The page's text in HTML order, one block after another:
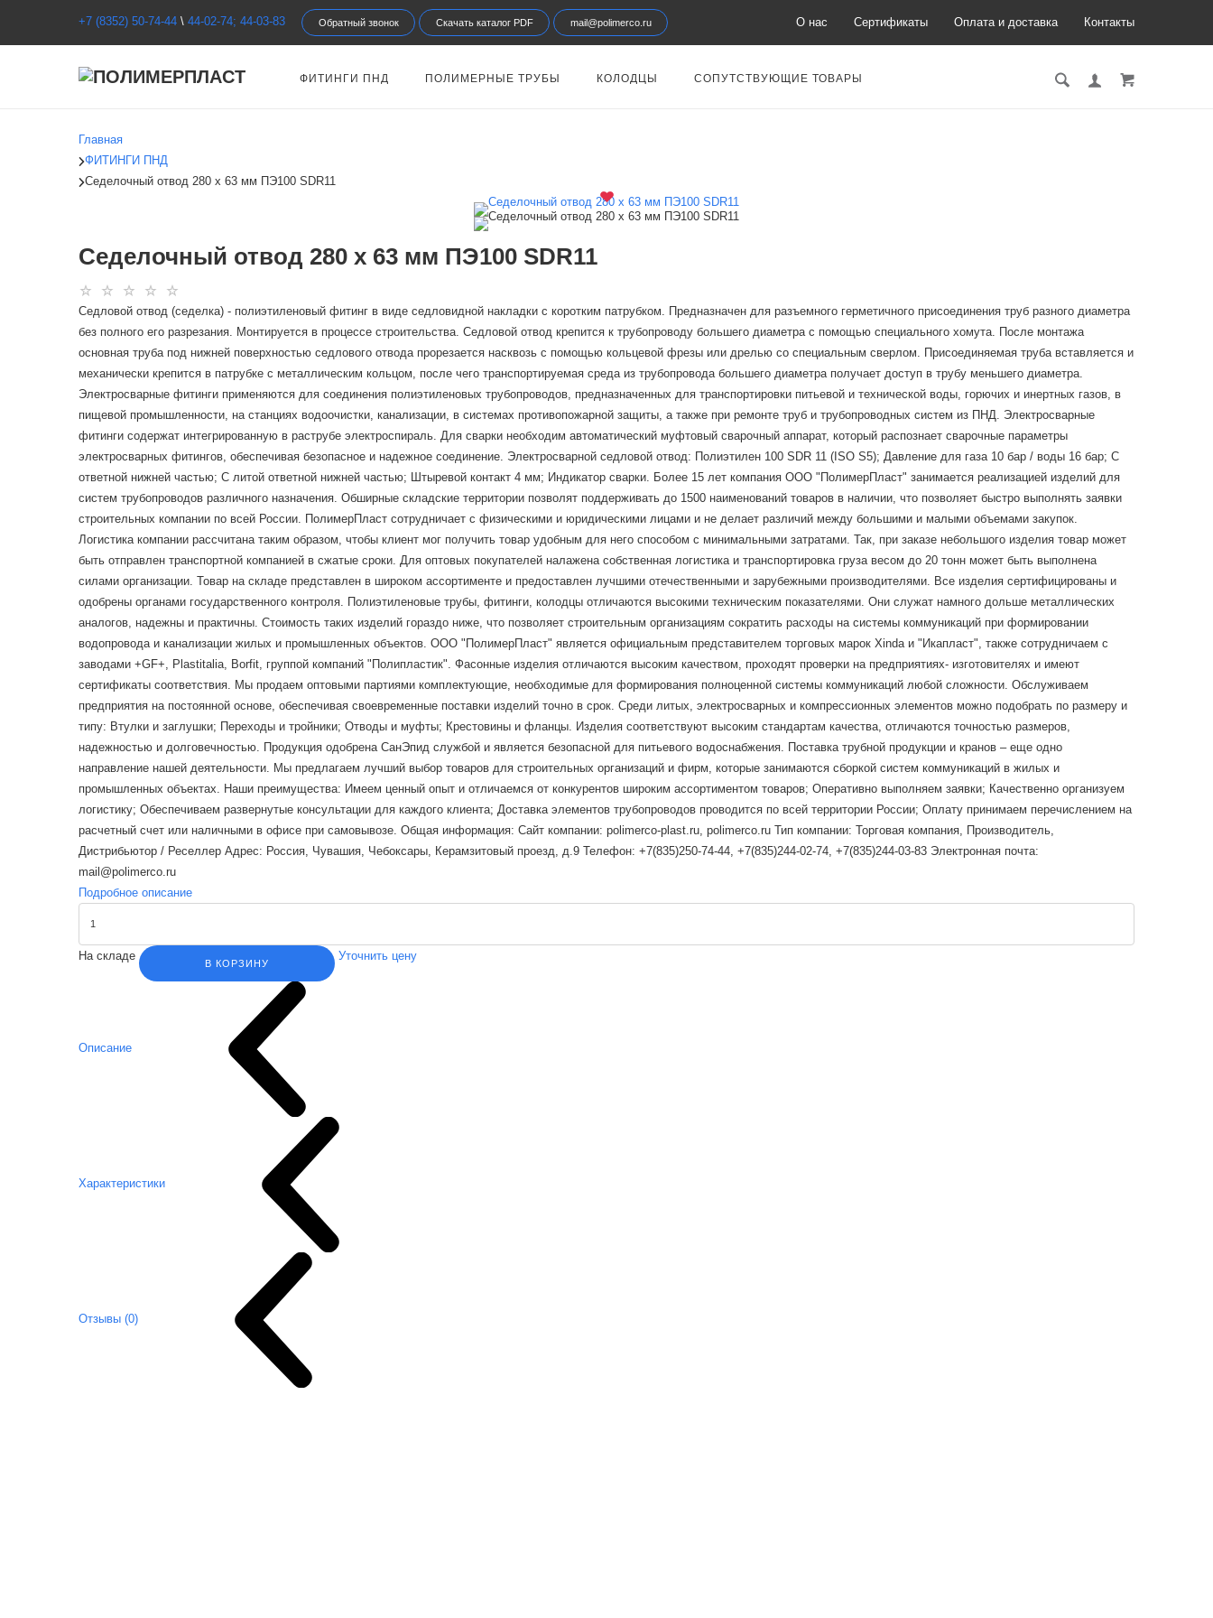
+7 (8352) 50-74-44 \ 44-02-74; 44-03-83 Обратный звонок Скачать каталог PDF mail@polimerco.ru О нас Сертификаты Оплата и доставка Контакты
ФИТИНГИ ПНД ПОЛИМЕРНЫЕ ТРУБЫ КОЛОДЦЫ СОПУТСТВУЮЩИЕ ТОВАРЫ
Главная
ФИТИНГИ ПНД
Седелочный отвод 280 х 63 мм ПЭ100 SDR11
Седелочный отвод 280 х 63 мм ПЭ100 SDR11
Седловой отвод (седелка) - полиэтиленовый фитинг в виде седловидной накладки с коротким патрубком. Предназначен для разъемного герметичного присоединения труб разного диаметра
без полного его разрезания. Монтируется в процессе строительства. Седловой отвод крепится к трубопроводу большего диаметра с помощью специального хомута. После монтажа
основная труба под нижней поверхностью седлового отвода прорезается насквозь с помощью кольцевой фрезы или дрелью со специальным сверлом. Присоединяемая труба вставляется и
механически крепится в патрубке с металлическим кольцом, после чего транспортируемая среда из трубопровода большего диаметра получает доступ в трубу меньшего диаметра.
Электросварные фитинги применяются для соединения полиэтиленовых трубопроводов, предназначенных для транспортировки питьевой и технической воды, горючих и инертных газов, в
пищевой промышленности, на станциях водоочистки, канализации, в системах противопожарной защиты, а также при ремонте труб и трубопроводных систем из ПНД. Электросварные
фитинги содержат интегрированную в раструбе электроспираль. Для сварки необходим автоматический муфтовый сварочный аппарат, который распознает сварочные параметры
электросварных фитингов, обеспечивая безопасное и надежное соединение. Электросварной седловой отвод: Полиэтилен 100 SDR 11 (ISO S5); Давление для газа 10 бар / воды 16 бар; С
ответной нижней частью; С литой ответной нижней частью; Штыревой контакт 4 мм; Индикатор сварки. Более 15 лет компания ООО "ПолимерПласт" занимается реализацией изделий для
систем трубопроводов различного назначения. Обширные складские территории позволят поддерживать до 1500 наименований товаров в наличии, что позволяет быстро выполнять заявки
строительных компании по всей России. ПолимерПласт сотрудничает с физическими и юридическими лицами и не делает различий между большими и малыми объемами закупок.
Логистика компании рассчитана таким образом, чтобы клиент мог получить товар удобным для него способом с минимальными затратами. Так, при заказе небольшого изделия товар может
быть отправлен транспортной компанией в сжатые сроки. Для оптовых покупателей налажена собственная логистика и транспортировка груза весом до 20 тонн может быть выполнена
силами организации. Товар на складе представлен в широком ассортименте и предоставлен лучшими отечественными и зарубежными производителями. Все изделия сертифицированы и
одобрены органами государственного контроля. Полиэтиленовые трубы, фитинги, колодцы отличаются высокими техническим показателями. Они служат намного дольше металлических
аналогов, надежны и практичны. Стоимость таких изделий гораздо ниже, что позволяет строительным организациям сократить расходы на системы коммуникаций при формировании
водопровода и канализации жилых и промышленных объектов. ООО "ПолимерПласт" является официальным представителем торговых марок Xinda и "Икапласт", также сотрудничаем с
заводами +GF+, Plastitalia, Borfit, группой компаний "Полипластик". Фасонные изделия отличаются высоким качеством, проходят проверки на предприятиях- изготовителях и имеют
сертификаты соответствия. Мы продаем оптовыми партиями комплектующие, необходимые для формирования полноценной системы коммуникаций любой сложности. Обслуживаем
предприятия на постоянной основе, обеспечивая своевременные поставки изделий точно в срок. Среди литых, электросварных и компрессионных элементов можно подобрать по размеру и
типу: Втулки и заглушки; Переходы и тройники; Отводы и муфты; Крестовины и фланцы. Изделия соответствуют высоким стандартам качества, отличаются точностью размеров,
надежностью и долговечностью. Продукция одобрена СанЭпид службой и является безопасной для питьевого водоснабжения. Поставка трубной продукции и кранов – еще одно
направление нашей деятельности. Мы предлагаем лучший выбор товаров для строительных организаций и фирм, которые занимаются сборкой систем коммуникаций в жилых и
промышленных объектах. Наши преимущества: Имеем ценный опыт и отличаемся от конкурентов широким ассортиментом товаров; Оперативно выполняем заявки; Качественно организуем
логистику; Обеспечиваем развернутые консультации для каждого клиента; Доставка элементов трубопроводов проводится по всей территории России; Оплату принимаем перечислением на
расчетный счет или наличными в офисе при самовывозе. Общая информация: Сайт компании: polimerco-plast.ru, polimerco.ru Тип компании: Торговая компания, Производитель,
Дистрибьютор / Реселлер Адрес: Россия, Чувашия, Чебоксары, Керамзитовый проезд, д.9 Телефон: +7(835)250-74-44, +7(835)244-02-74, +7(835)244-03-83 Электронная почта:
mail@polimerco.ru
Подробное описание
На складе
В КОРЗИНУ
Уточнить цену
Описание
Характеристики
Отзывы (0)